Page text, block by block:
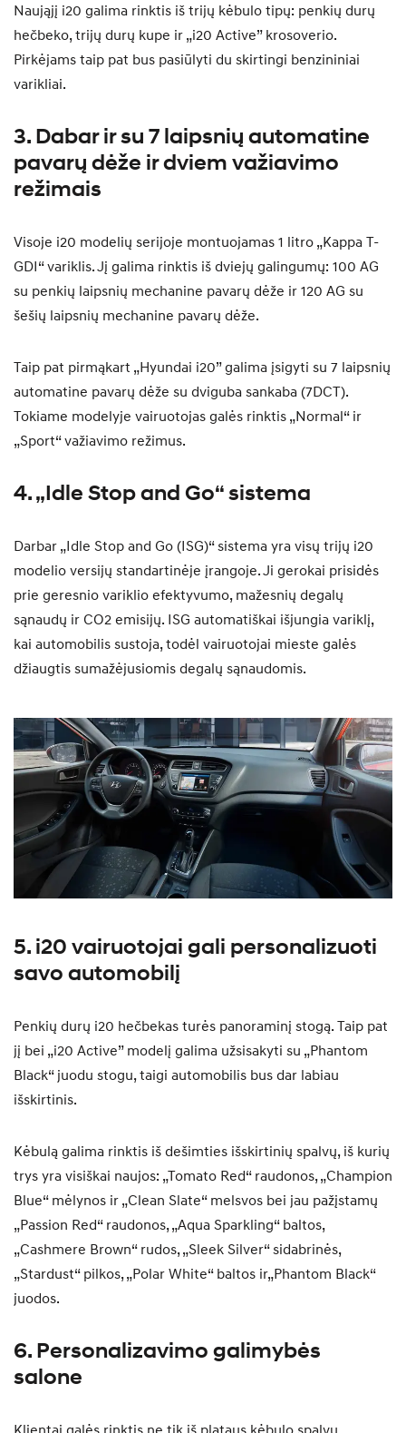
Naująjį i20 galima rinktis iš trijų kėbulo tipų: penkių durų
hečbeko, trijų durų kupe ir „i20 Active” krosoverio.
Pirkėjams taip pat bus pasiūlyti du skirtingi benzininiai
varikliai.
3. Dabar ir su 7 laipsnių automatine
pavarų dėže ir dviem važiavimo
režimais
Visoje i20 modelių serijoje montuojamas 1 litro „Kappa T-
GDI“ variklis. Jį galima rinktis iš dviejų galingumų: 100 AG
su penkių laipsnių mechanine pavarų dėže ir 120 AG su
šešių laipsnių mechanine pavarų dėže.
Taip pat pirmąkart „Hyundai i20” galima įsigyti su 7 laipsnių
automatine pavarų dėže su dviguba sankaba (7DCT).
Tokiame modelyje vairuotojas galės rinktis „Normal“ ir
„Sport“ važiavimo režimus.
4. „Idle Stop and Go“ sistema
Darbar „Idle Stop and Go (ISG)“ sistema yra visų trijų i20
modelio versijų standartinėje įrangoje. Ji gerokai prisidės
prie geresnio variklio efektyvumo, mažesnių degalų
sąnaudų ir CO2 emisijų. ISG automatiškai išjungia variklį,
kai automobilis sustoja, todėl vairuotojai mieste galės
džiaugtis sumažėjusiomis degalų sąnaudomis.
5. i20 vairuotojai gali personalizuoti
savo automobilį
Penkių durų i20 hečbekas turės panoraminį stogą. Taip pat
jį bei „i20 Active” modelį galima užsisakyti su „Phantom
Black“ juodu stogu, taigi automobilis bus dar labiau
išskirtinis.
Kėbulą galima rinktis iš dešimties išskirtinių spalvų, iš kurių
trys yra visiškai naujos: „Tomato Red“ raudonos, „Champion
Blue“ mėlynos ir „Clean Slate“ melsvos bei jau pažįstamų
„Passion Red“ raudonos, „Aqua Sparkling“ baltos,
„Cashmere Brown“ rudos, „Sleek Silver“ sidabrinės,
„Stardust“ pilkos, „Polar White“ baltos ir„Phantom Black“
juodos.
6. Personalizavimo galimybės
salone